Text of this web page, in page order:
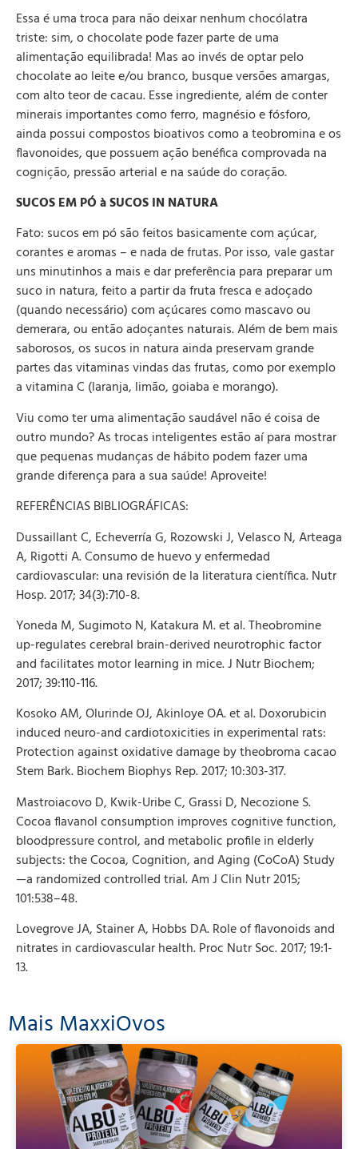
Essa é uma troca para não deixar nenhum chocólatra
triste: sim, o chocolate pode fazer parte de uma
alimentação equilibrada! Mas ao invés de optar pelo
chocolate ao leite e/ou branco, busque versões amargas,
com alto teor de cacau. Esse ingrediente, além de conter
minerais importantes como ferro, magnésio e fósforo,
ainda possui compostos bioativos como a teobromina e os
flavonoides, que possuem ação benéfica comprovada na
cognição, pressão arterial e na saúde do coração.
SUCOS EM PÓ à SUCOS IN NATURA
Fato: sucos em pó são feitos basicamente com açúcar,
corantes e aromas – e nada de frutas. Por isso, vale gastar
uns minutinhos a mais e dar preferência para preparar um
suco in natura, feito a partir da fruta fresca e adoçado
(quando necessário) com açúcares como mascavo ou
demerara, ou então adoçantes naturais. Além de bem mais
saborosos, os sucos in natura ainda preservam grande
partes das vitaminas vindas das frutas, como por exemplo
a vitamina C (laranja, limão, goiaba e morango).
Viu como ter uma alimentação saudável não é coisa de
outro mundo? As trocas inteligentes estão aí para mostrar
que pequenas mudanças de hábito podem fazer uma
grande diferença para a sua saúde! Aproveite!
REFERÊNCIAS BIBLIOGRÁFICAS:
Dussaillant C, Echeverría G, Rozowski J, Velasco N, Arteaga
A, Rigotti A. Consumo de huevo y enfermedad
cardiovascular: una revisión de la literatura científica. Nutr
Hosp. 2017; 34(3):710-8.
Yoneda M, Sugimoto N, Katakura M. et al. Theobromine
up-regulates cerebral brain-derived neurotrophic factor
and facilitates motor learning in mice. J Nutr Biochem;
2017; 39:110-116.
Kosoko AM, Olurinde OJ, Akinloye OA. et al. Doxorubicin
induced neuro-and cardiotoxicities in experimental rats:
Protection against oxidative damage by theobroma cacao
Stem Bark. Biochem Biophys Rep. 2017; 10:303-317.
Mastroiacovo D, Kwik-Uribe C, Grassi D, Necozione S.
Cocoa flavanol consumption improves cognitive function,
bloodpressure control, and metabolic profile in elderly
subjects: the Cocoa, Cognition, and Aging (CoCoA) Study
—a randomized controlled trial. Am J Clin Nutr 2015;
101:538–48.
Lovegrove JA, Stainer A, Hobbs DA. Role of flavonoids and
nitrates in cardiovascular health. Proc Nutr Soc. 2017; 19:1-
13.
Mais MaxxiOvos